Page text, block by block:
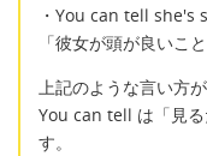
・You can tell she's
「彼女が頭が良いこ
上記のような言い方が
You can tell は「見
す。